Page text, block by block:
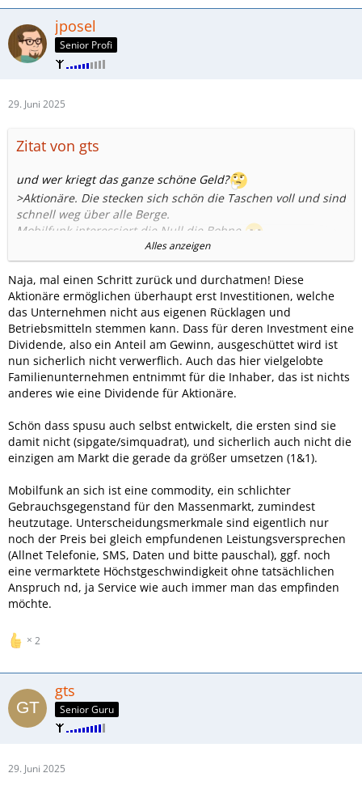
jposel
Senior Profi
29. Juni 2025
Zitat von gts
und wer kriegt das ganze schöne Geld?
>Aktionäre. Die stecken sich schön die Taschen voll und sind
schnell weg über alle Berge.
Mobilfunk interessiert die Null die Bohne.
Der Bereich ist denen doch auch völlig egal,Hauptsache
Geld.
Normal müsste ,wie hier bei nem Familienunternehmen
wieder viel mehr Geld in die Firma investiert werden.
Und kriegen die Aktionäre gutes Geld reicht es Ihnen
nicht,immer mehr und mehr und noch mehr.Die Gier
scheint grenzenlos.
Die Aktionäre entziehen wichtiges Geld dem Markt,was
eigentlich besser investiert werden sollte,anstatt diese
Dadurch sind schon teilweise gar keine langfristigen
Planungen von Firmen mehr möglich.Mir gefällt das System
gar nicht.
Alles anzeigen
Naja, mal einen Schritt zurück und durchatmen! Diese
Aktionäre ermöglichen überhaupt erst Investitionen, welche
das Unternehmen nicht aus eigenen Rücklagen und
Betriebsmitteln stemmen kann. Dass für deren Investment eine
Dividende, also ein Anteil am Gewinn, ausgeschüttet wird ist
nun sicherlich nicht verwerflich. Auch das hier vielgelobte
Familienunternehmen entnimmt für die Inhaber, das ist nichts
anderes wie eine Dividende für Aktionäre.
Schön dass spusu auch selbst entwickelt, die ersten sind sie
damit nicht (sipgate/simquadrat), und sicherlich auch nicht die
einzigen am Markt die gerade da größer umsetzen (1&1).
Mobilfunk an sich ist eine commodity, ein schlichter
Gebrauchsgegenstand für den Massenmarkt, zumindest
heutzutage. Unterscheidungsmerkmale sind eigentlich nur
noch der Preis bei gleich empfundenen Leistungsversprechen
(Allnet Telefonie, SMS, Daten und bitte pauschal), ggf. noch
eine vermarktete Höchstgeschwindigkeit ohne tatsächlichen
Anspruch nd, ja Service wie auch immer man das empfinden
möchte.
2
gts
Senior Guru
29. Juni 2025